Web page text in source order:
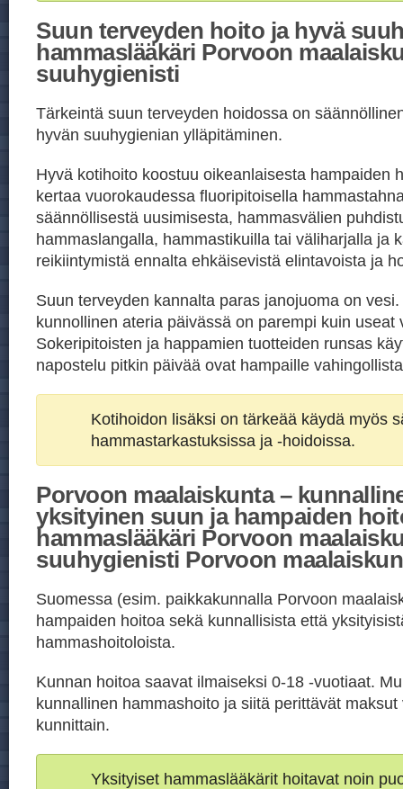
Suun terveyden hoito ja hyvä
hammaslääkäri Porvoon
suuhygienisti
Tärkeintä suun terveyden hoidossa on
hyvän suuhygienian ylläpitäminen.
Hyvä kotihoito koostuu oikeanlaisesta hampaiden
kertaa vuorokaudessa fluoripitoisella
säännöllisestä uusimisesta, hammasvälien
hammaslangalla, hammastikuilla tai väliharjalla ja
reikiintymistä ennalta ehkäisevistä elintavoista ja
Suun terveyden kannalta paras janojuoma on
kunnollinen ateria päivässä on parempi kuin useat
Sokeripitoisten ja happamien tuotteiden runsas
napostelu pitkin päivää ovat hampaille
Kotihoidon lisäksi on tärkeää käydä myös
hammastarkastuksissa ja -hoidoissa.
Porvoon maalaiskunta –
yksityinen suun ja hampaiden
hammaslääkäri Porvoon
suuhygienisti Porvoon
Suomessa (esim. paikkakunnalla Porvoon
hampaiden hoitoa sekä kunnallisista että
hammashoitoloista.
Kunnan hoitoa saavat ilmaiseksi 0-18 -vuotiaat.
kunnallinen hammashoito ja siitä perittävät maksut
kunnittain.
Yksityiset hammaslääkärit hoitavat noin